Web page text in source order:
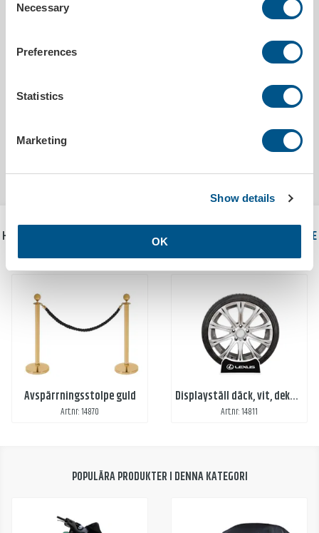
Selection
Necessary
Preferences
Statistics
Marketing
Show details
OK
Längd
MILJÖDATA
Utsläpp co² 3.6480kg/st
HANDLAS OFTA TILLSAMMANS MEDAVSPÄRRNINGSREP, VELOUR RÖD, HAKE
I GULD
Avspärrningsstolpe guld
Art.nr: 14870
Displayställ däck, vit, dekal 2-sidor
Art.nr: 14811
POPULÄRA PRODUKTER I DENNA KATEGORI